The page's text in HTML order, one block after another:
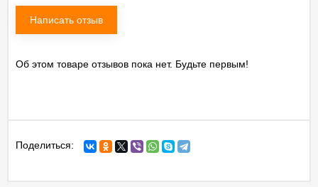
Написать отзыв
Об этом товаре отзывов пока нет. Будьте первым!
Поделиться: